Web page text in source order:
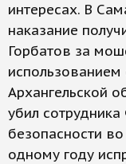
интересах. В
наказание
Горбатов за
Архангельской
убил
безопасности
одному году